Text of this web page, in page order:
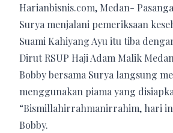
Harianbisnis.com, Medan-
Surya menjalani pemeriksaan
Suami Kahiyang Ayu itu tiba
Dirut RSUP Haji Adam Malik
Bobby bersama Surya langsung
menggunakan piama yang
“Bismillahirrahmanirrahim, hari
Bobby.